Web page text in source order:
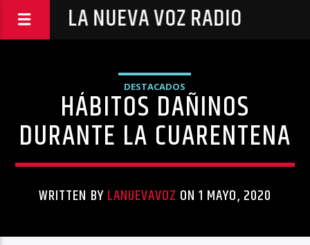
LA NUEVA VOZ RADIO
DESTACADOS
HÁBITOS DAÑINOS
DURANTE LA CUARENTENA
WRITTEN BYLANUEVAVOZ ON 1 MAYO, 2020